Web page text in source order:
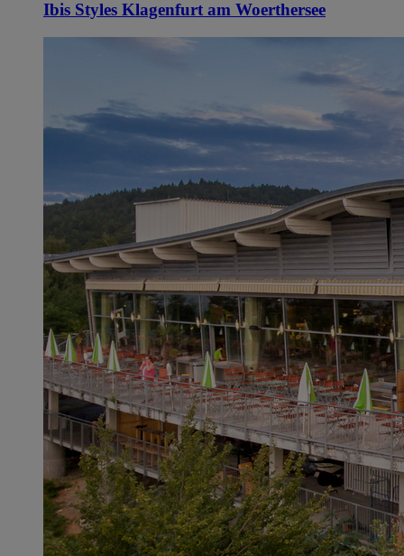
Ibis Styles Klagenfurt am Woerthersee